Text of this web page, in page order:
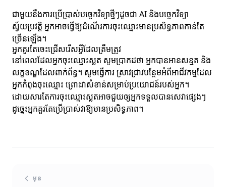
ជាមួយនឹងការប្រើប្រាស់បច្ចេកវិទ្យាថ្មីៗដូចជា AI និងបច្ចេកវិទ្យា
ស្វ័យប្រវត្តិ អ្នកអាចធ្វើឱ្យដំណើរការចុះឈ្មោះមានប្រសិទ្ធភាពកាន់តែ
ច្រើនឡើង។
អ្នកគួរតែចេះជ្រើសរើសអ្វីដែលត្រឹមត្រូវ
នៅពេលដែលអ្នកចុះឈ្មោះស្លត សូមប្រាកដថា អ្នកបានអានសន្មត និង
លក្ខខណ្ឌដែលពាក់ព័ន្ធ។ សូមធ្វើការ ស្រាវជ្រាវបន្ថែមអំពីអាជីវកម្មដែល
អ្នកកំពុងចុះឈ្មោះ ព្រោះវាសំខាន់សម្រាប់ប្រយោជន៍របស់អ្នក។
ដោយសារតែការចុះឈ្មោះស្លតអាចជួយឲ្យអ្នកទទួលបានសេវាផ្សេងៗ
ដូច្នេះអ្នកគួរតែប្រើប្រាស់វាឱ្យមានប្រសិទ្ធភាព។
មុន